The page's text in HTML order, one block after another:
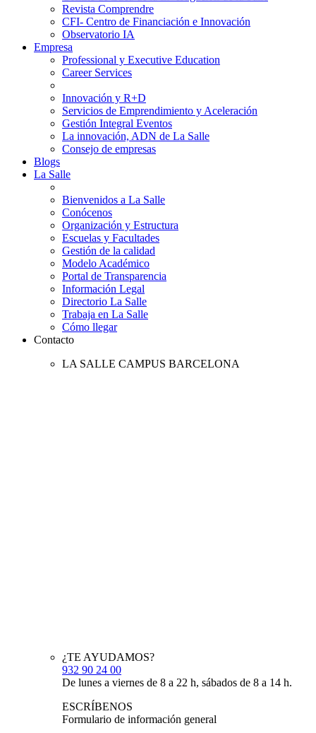
Revista Comprendre
CFI- Centro de Financiación e Innovación
Observatorio IA
Empresa
Professional y Executive Education
Career Services
Innovación y R+D
Servicios de Emprendimiento y Aceleración
Gestión Integral Eventos
La innovación, ADN de La Salle
Consejo de empresas
Blogs
La Salle
Bienvenidos a La Salle
Conócenos
Organización y Estructura
Escuelas y Facultades
Gestión de la calidad
Modelo Académico
Portal de Transparencia
Información Legal
Directorio La Salle
Trabaja en La Salle
Cómo llegar
Contacto
LA SALLE CAMPUS BARCELONA
¿TE AYUDAMOS?
932 90 24 00
De lunes a viernes de 8 a 22 h, sábados de 8 a 14 h.
ESCRÍBENOS
Formulario de información general